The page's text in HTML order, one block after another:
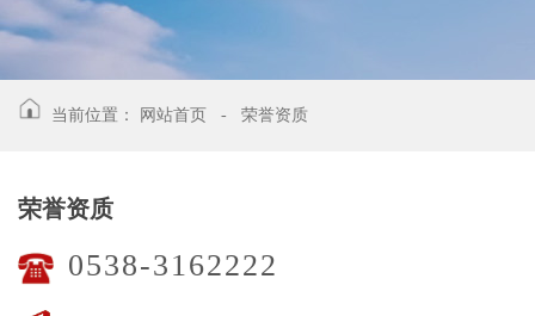
当前位置： 网站首页 - 荣誉资质
荣誉资质
0538-3162222